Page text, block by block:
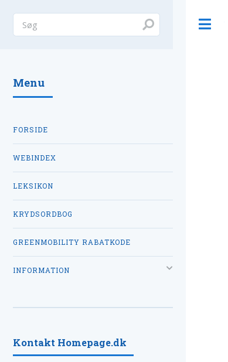
Menu
FORSIDE
WEBINDEX
LEKSIKON
KRYDSORDBOG
GREENMOBILITY RABATKODE
INFORMATION
Kontakt Homepage.dk